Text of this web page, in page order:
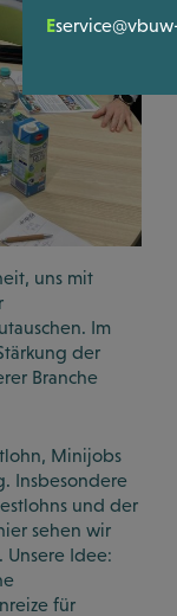
Politik Dialog
Workshops
Was wir
Satzung
Podcasts
Downloads
E
uns mit
Im
der
Branche
Minijobs
Insbesondere
und der
sehen wir
Idee:
für